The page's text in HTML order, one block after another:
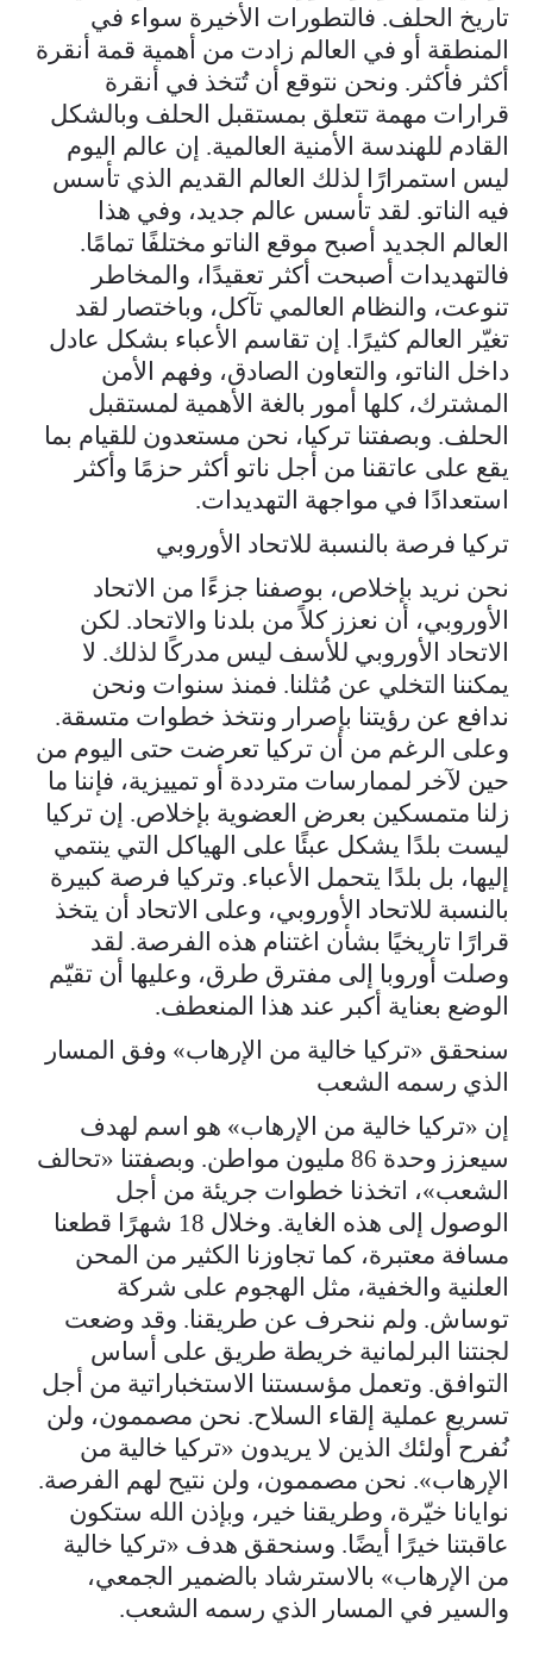
تاريخ الحلف. فالتطورات الأخيرة سواء في
المنطقة أو في العالم زادت من أهمية قمة أنقرة
أكثر فأكثر. ونحن نتوقع أن تُتخذ في أنقرة
قرارات مهمة تتعلق بمستقبل الحلف وبالشكل
القادم للهندسة الأمنية العالمية. إن عالم اليوم
ليس استمرارًا لذلك العالم القديم الذي تأسس
فيه الناتو. لقد تأسس عالم جديد، وفي هذا
العالم الجديد أصبح موقع الناتو مختلفًا تمامًا.
فالتهديدات أصبحت أكثر تعقيدًا، والمخاطر
تنوعت، والنظام العالمي تآكل، وباختصار لقد
تغيّر العالم كثيرًا. إن تقاسم الأعباء بشكل عادل
داخل الناتو، والتعاون الصادق، وفهم الأمن
المشترك، كلها أمور بالغة الأهمية لمستقبل
الحلف. وبصفتنا تركيا، نحن مستعدون للقيام بما
يقع على عاتقنا من أجل ناتو أكثر حزمًا وأكثر
استعدادًا في مواجهة التهديدات.
تركيا فرصة بالنسبة للاتحاد الأوروبي
نحن نريد بإخلاص، بوصفنا جزءًا من الاتحاد
الأوروبي، أن نعزز كلاً من بلدنا والاتحاد. لكن
الاتحاد الأوروبي للأسف ليس مدركًا لذلك. لا
يمكننا التخلي عن مُثلنا. فمنذ سنوات ونحن
ندافع عن رؤيتنا بإصرار ونتخذ خطوات متسقة.
وعلى الرغم من أن تركيا تعرضت حتى اليوم من
حين لآخر لممارسات مترددة أو تمييزية، فإننا ما
زلنا متمسكين بعرض العضوية بإخلاص. إن تركيا
ليست بلدًا يشكل عبئًا على الهياكل التي ينتمي
إليها، بل بلدًا يتحمل الأعباء. وتركيا فرصة كبيرة
بالنسبة للاتحاد الأوروبي، وعلى الاتحاد أن يتخذ
قرارًا تاريخيًا بشأن اغتنام هذه الفرصة. لقد
وصلت أوروبا إلى مفترق طرق، وعليها أن تقيّم
الوضع بعناية أكبر عند هذا المنعطف.
سنحقق «تركيا خالية من الإرهاب» وفق المسار
الذي رسمه الشعب
إن «تركيا خالية من الإرهاب» هو اسم لهدف
سيعزز وحدة 86 مليون مواطن. وبصفتنا «تحالف
الشعب»، اتخذنا خطوات جريئة من أجل
الوصول إلى هذه الغاية. وخلال 18 شهرًا قطعنا
مسافة معتبرة، كما تجاوزنا الكثير من المحن
العلنية والخفية، مثل الهجوم على شركة
توساش. ولم ننحرف عن طريقنا. وقد وضعت
لجنتنا البرلمانية خريطة طريق على أساس
التوافق. وتعمل مؤسستنا الاستخباراتية من أجل
تسريع عملية إلقاء السلاح. نحن مصممون، ولن
نُفرح أولئك الذين لا يريدون «تركيا خالية من
الإرهاب». نحن مصممون، ولن نتيح لهم الفرصة.
نوايانا خيّرة، وطريقنا خير، وبإذن الله ستكون
عاقبتنا خيرًا أيضًا. وسنحقق هدف «تركيا خالية
من الإرهاب» بالاسترشاد بالضمير الجمعي،
والسير في المسار الذي رسمه الشعب.